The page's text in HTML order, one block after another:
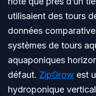
utilisaient des tours
données
systèmes de tours
aquaponiques
défaut. ZipGrow est
hydroponique